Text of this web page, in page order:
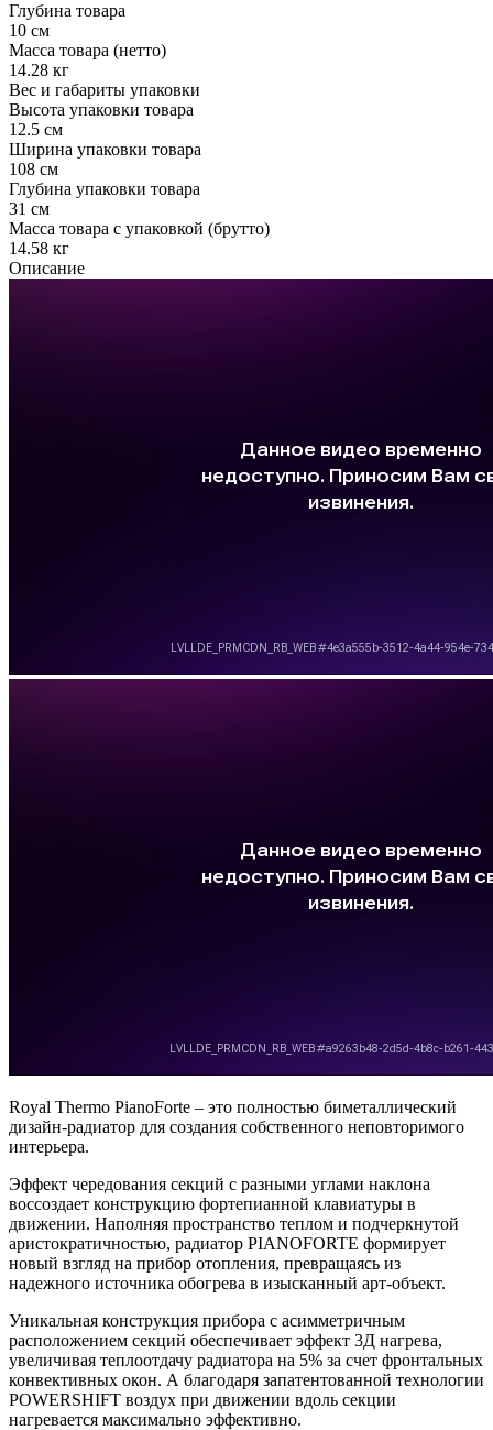
Глубина товара
10 см
Масса товара (нетто)
14.28 кг
Вес и габариты упаковки
Высота упаковки товара
12.5 см
Ширина упаковки товара
108 см
Глубина упаковки товара
31 см
Масса товара с упаковкой (брутто)
14.58 кг
Описание
Royal Thermo PianoForte – это полностью биметаллический
дизайн-радиатор для создания собственного неповторимого
интерьера.
Эффект чередования секций с разными углами наклона
воссоздает конструкцию фортепианной клавиатуры в
движении. Наполняя пространство теплом и подчеркнутой
аристократичностью, радиатор PIANOFORTE формирует
новый взгляд на прибор отопления, превращаясь из
надежного источника обогрева в изысканный арт-объект.
Уникальная конструкция прибора с асимметричным
расположением секций обеспечивает эффект 3Д нагрева,
увеличивая теплоотдачу радиатора на 5% за счет фронтальных
конвективных окон. А благодаря запатентованной технологии
POWERSHIFT воздух при движении вдоль секции
нагревается максимально эффективно.